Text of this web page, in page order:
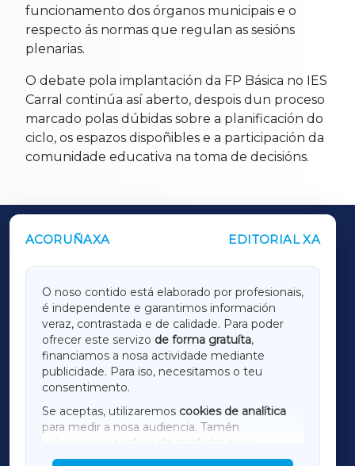
funcionamento dos órganos municipais e o
respecto ás normas que regulan as sesións
plenarias.
O debate pola implantación da FP Básica no IES
Carral continúa así aberto, despois dun proceso
marcado polas dúbidas sobre a planificación do
ciclo, os espazos dispoñibles e a participación da
comunidade educativa na toma de decisións.
ACORUÑAXA EDITORIAL XA
O noso contido está elaborado por profesionais,
é independente e garantimos información
veraz, contrastada e de calidade. Para poder
ofrecer este servizo de forma gratuíta,
financiamos a nosa actividade mediante
publicidade. Para iso, necesitamos o teu
consentimento.
Se aceptas, utilizaremos cookies de analítica
para medir a nosa audiencia. Tamén
utilizaremos
cookies de marketing
mostrar publicidade de terceiros.
OUTROS PERIÓDICOS
LUGOXA
TERRACHAXA
AMARIÑAXA